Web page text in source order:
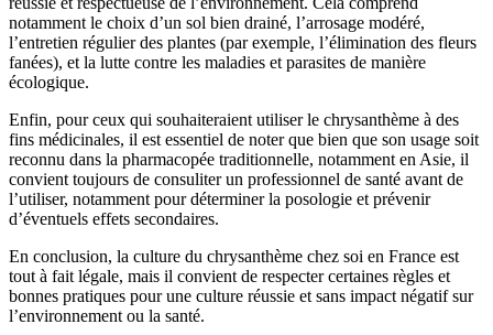
notamment le choix d’un sol bien drainé, l’arrosage modéré,
l’entretien régulier des plantes (par exemple, l’élimination des fleurs
fanées), et la lutte contre les maladies et parasites de manière
écologique.
Enfin, pour ceux qui souhaiteraient utiliser le chrysanthème à des
fins médicinales, il est essentiel de noter que bien que son usage soit
reconnu dans la pharmacopée traditionnelle, notamment en Asie, il
convient toujours de consuliter un professionnel de santé avant de
l’utiliser, notamment pour déterminer la posologie et prévenir
d’éventuels effets secondaires.
En conclusion, la culture du chrysanthème chez soi en France est
tout à fait légale, mais il convient de respecter certaines règles et
bonnes pratiques pour une culture réussie et sans impact négatif sur
l’environnement ou la santé.